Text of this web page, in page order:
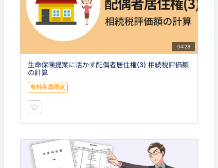
04:28
生命保険提案に活かす配偶者居住権(3) 相続税評価額
の計算
有料会員限定